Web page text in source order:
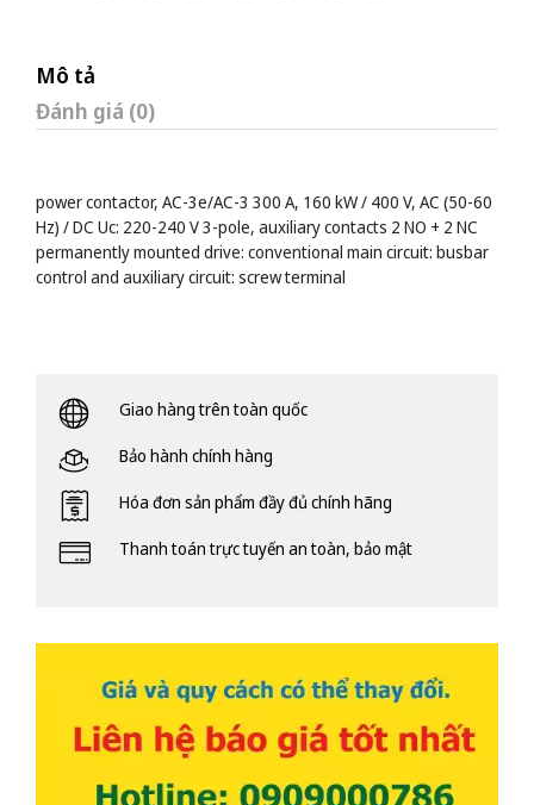
Mô tả
Đánh giá (0)
power contactor, AC-3e/AC-3 300 A, 160 kW / 400 V, AC (50-60
Hz) / DC Uc: 220-240 V 3-pole, auxiliary contacts 2 NO + 2 NC
permanently mounted drive: conventional main circuit: busbar
control and auxiliary circuit: screw terminal
Giao hàng trên toàn quốc
Bảo hành chính hàng
Hóa đơn sản phẩm đầy đủ chính hãng
Thanh toán trực tuyến an toàn, bảo mật